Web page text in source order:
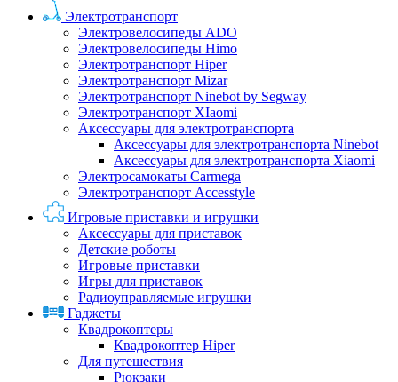
Электротранспорт
Электровелосипеды ADO
Электровелосипеды Himo
Электротранспорт Hiper
Электротранспорт Mizar
Электротранспорт Ninebot by Segway
Электротранспорт XIaomi
Аксессуары для электротранспорта
Аксессуары для электротранспорта Ninebot
Аксессуары для электротранспорта Xiaomi
Электросамокаты Carmega
Электротранспорт Accesstyle
Игровые приставки и игрушки
Аксессуары для приставок
Детские роботы
Игровые приставки
Игры для приставок
Радиоуправляемые игрушки
Гаджеты
Квадрокоптеры
Квадрокоптер Hiper
Для путешествия
Рюкзаки